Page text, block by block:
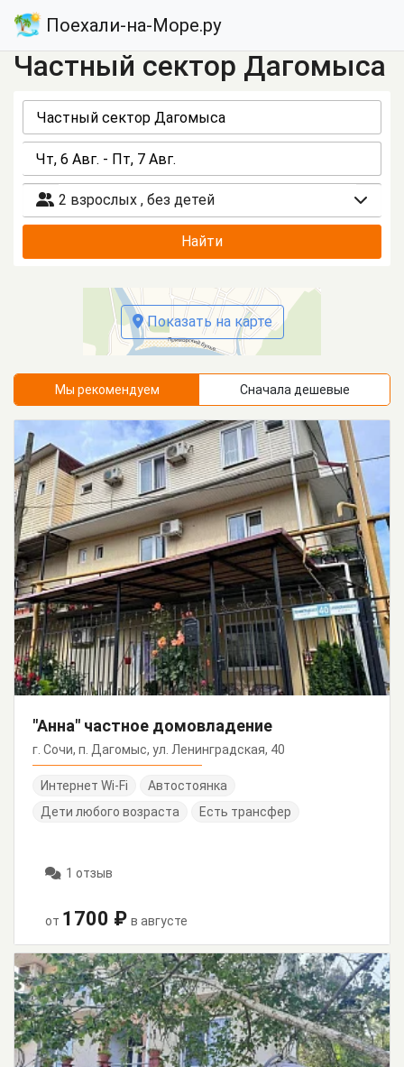
Поехали-на-Море.ру
Частный сектор Дагомыса
2 взрослых , без детей
Найти
Показать на карте
Мы рекомендуем Сначала дешевые
"Анна" частное домовладение
г. Сочи, п. Дагомыс, ул. Ленинградская, 40
Интернет Wi-Fi
Автостоянка
Дети любого возраста
Есть трансфер
1 отзыв
от 1700 ₽ в августе